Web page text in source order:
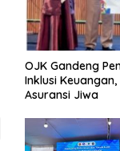
OJK Gandeng
Inklusi
Asuransi Jiwa